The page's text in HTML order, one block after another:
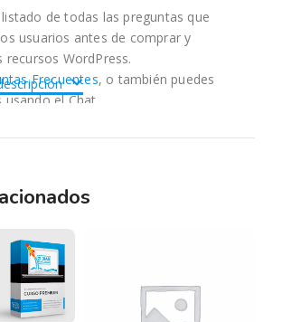
de todas las preguntas que
usuarios antes de comprar y
recursos WordPress.
Frecuentes, o también puedes
el Chat.